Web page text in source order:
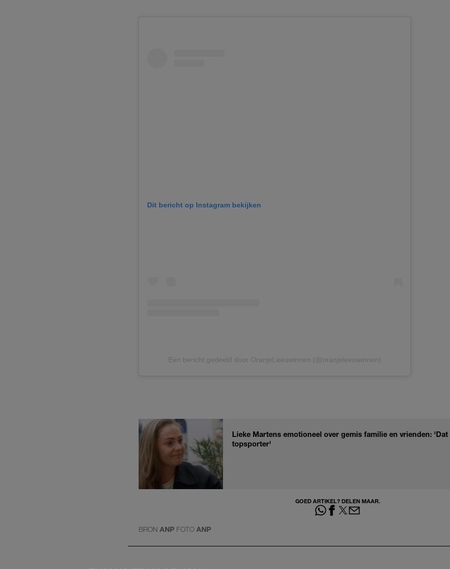
Dit bericht op Instagram bekijken
Een bericht gedeeld door OranjeLeeuwinnen (@oranjeleeuwinnen)
Lieke Martens emotioneel over gemis familie en vrienden: 'Dat
topsporter'
GOED ARTIKEL? DELEN MAAR.
BRON ANP FOTO ANP